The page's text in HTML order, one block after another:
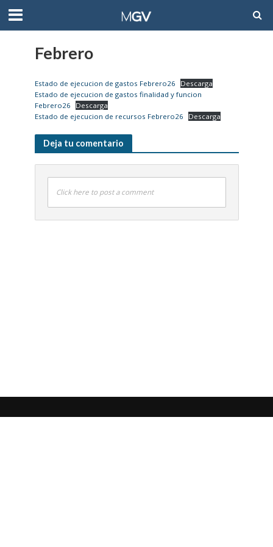
Febrero
Estado de ejecucion de gastos Febrero26
Descarga
Estado de ejecucion de gastos finalidad y funcion
Febrero26
Descarga
Estado de ejecucion de recursos Febrero26
Descarga
Deja tu comentario
Click here to post a comment